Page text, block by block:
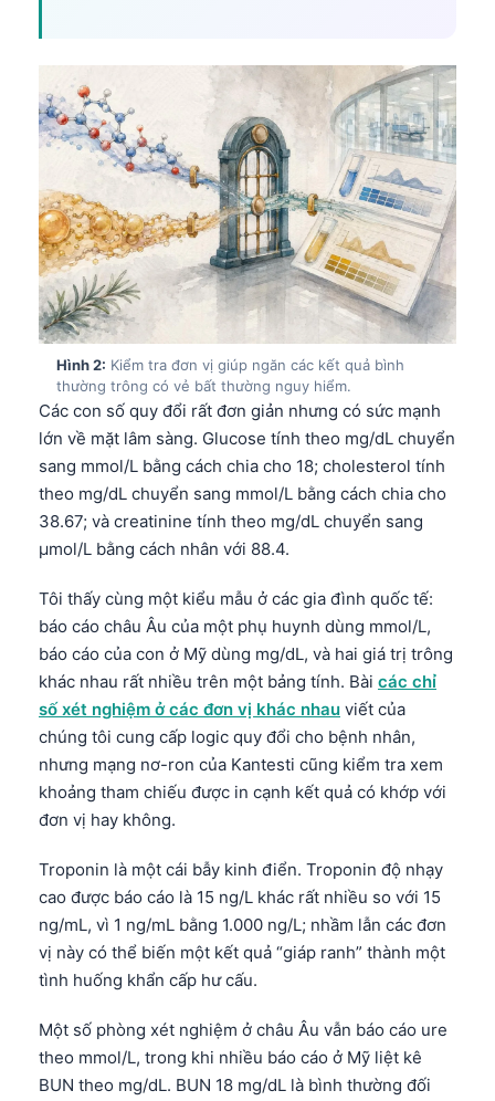
Hình 2: Kiểm tra đơn vị giúp ngăn các kết quả bình
thường trông có vẻ bất thường nguy hiểm.
Các con số quy đổi rất đơn giản nhưng có sức mạnh
lớn về mặt lâm sàng. Glucose tính theo mg/dL chuyển
sang mmol/L bằng cách chia cho 18; cholesterol tính
theo mg/dL chuyển sang mmol/L bằng cách chia cho
38.67; và creatinine tính theo mg/dL chuyển sang
µmol/L bằng cách nhân với 88.4.
Tôi thấy cùng một kiểu mẫu ở các gia đình quốc tế:
báo cáo châu Âu của một phụ huynh dùng mmol/L,
báo cáo của con ở Mỹ dùng mg/dL, và hai giá trị trông
khác nhau rất nhiều trên một bảng tính. Bài các chỉ
số xét nghiệm ở các đơn vị khác nhau viết của
chúng tôi cung cấp logic quy đổi cho bệnh nhân,
nhưng mạng nơ-ron của Kantesti cũng kiểm tra xem
khoảng tham chiếu được in cạnh kết quả có khớp với
đơn vị hay không.
Troponin là một cái bẫy kinh điển. Troponin độ nhạy
cao được báo cáo là 15 ng/L khác rất nhiều so với 15
ng/mL, vì 1 ng/mL bằng 1.000 ng/L; nhầm lẫn các đơn
vị này có thể biến một kết quả “giáp ranh” thành một
tình huống khẩn cấp hư cấu.
Một số phòng xét nghiệm ở châu Âu vẫn báo cáo ure
theo mmol/L, trong khi nhiều báo cáo ở Mỹ liệt kê
BUN theo mg/dL. BUN 18 mg/dL là bình thường đối